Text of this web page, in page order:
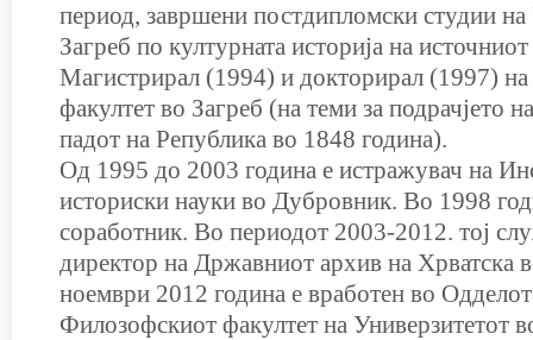
период, завршени постдипломски студии на
Загреб по културната историја на
Магистрирал (1994) и докторирал (1997)
факултет во Загреб (на теми за подрачјето
падот на Република во 1848 година).
Од 1995 до 2003 година е истражувач на
историски науки во Дубровник. Во 1998
соработник. Во периодот 2003-2012. тој
директор на Државниот архив на Хрватска
ноември 2012 година е вработен во Одделот
Филозофскиот факултет на Универзитетот